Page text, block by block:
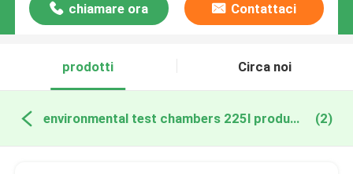
chiamare ora Contattaci
prodotti Circa noi
environmental test chambers 225l produzione online (2)